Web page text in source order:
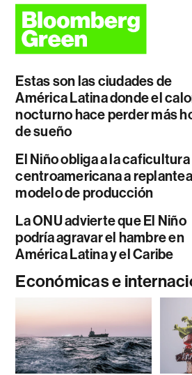
Estas son las ciudades de
América Latina donde el
nocturno hace perder más
de sueño
El Niño obliga a la caficultura
centroamericana a
modelo de producción
La ONU advierte que El Niño
podría agravar el hambre en
América Latina y el Caribe
Económicas e